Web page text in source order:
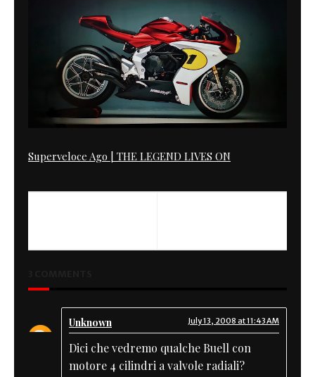
Superveloce Ago | THE LEGEND LIVES ON
Unknown July 13, 2008 at 11:43 AM
Dici che vedremo qualche Buell con
motore 4 cilindri a valvole radiali?